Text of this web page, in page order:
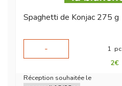
Spaghetti de Konjac 275 g
-
1 pc
2€
Réception souhaitée le